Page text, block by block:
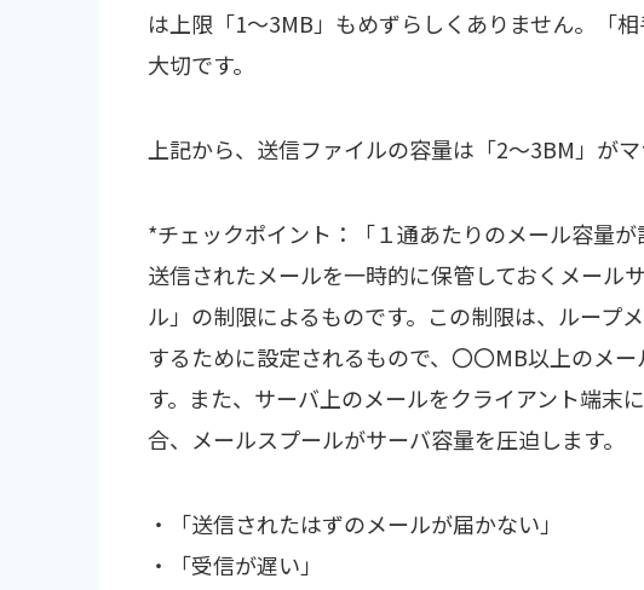
は上限「1〜3MB」もめずらしくありません。「
大切です。
上記から、送信ファイルの容量は「2〜3BM」がマ
*チェックポイント：「１通あたりのメール容量
送信されたメールを一時的に保管しておくメール
ル」の制限によるものです。この制限は、ループ
するために設定されるもので、〇〇MB以上のメ
す。また、サーバ上のメールをクライアント端末
合、メールスプールがサーバ容量を圧迫します。
・「送信されたはずのメールが届かない」
・「受信が遅い」